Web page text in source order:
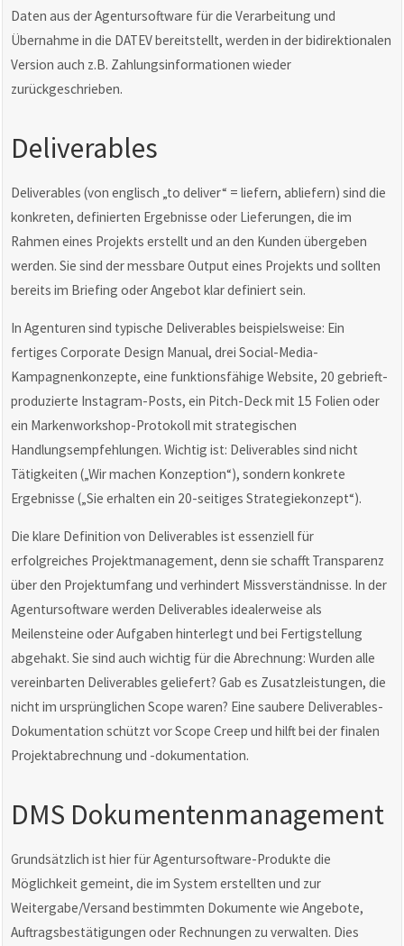
Daten aus der Agentursoftware für die Verarbeitung und
Übernahme in die DATEV bereitstellt, werden in der bidirektionalen
Version auch z.B. Zahlungsinformationen wieder
zurückgeschrieben.
Deliverables
Deliverables (von englisch „to deliver“ = liefern, abliefern) sind die
konkreten, definierten Ergebnisse oder Lieferungen, die im
Rahmen eines Projekts erstellt und an den Kunden übergeben
werden. Sie sind der messbare Output eines Projekts und sollten
bereits im Briefing oder Angebot klar definiert sein.
In Agenturen sind typische Deliverables beispielsweise: Ein
fertiges Corporate Design Manual, drei Social-Media-
Kampagnenkonzepte, eine funktionsfähige Website, 20 gebrieft-
produzierte Instagram-Posts, ein Pitch-Deck mit 15 Folien oder
ein Markenworkshop-Protokoll mit strategischen
Handlungsempfehlungen. Wichtig ist: Deliverables sind nicht
Tätigkeiten („Wir machen Konzeption“), sondern konkrete
Ergebnisse („Sie erhalten ein 20-seitiges Strategiekonzept“).
Die klare Definition von Deliverables ist essenziell für
erfolgreiches Projektmanagement, denn sie schafft Transparenz
über den Projektumfang und verhindert Missverständnisse. In der
Agentursoftware werden Deliverables idealerweise als
Meilensteine oder Aufgaben hinterlegt und bei Fertigstellung
abgehakt. Sie sind auch wichtig für die Abrechnung: Wurden alle
vereinbarten Deliverables geliefert? Gab es Zusatzleistungen, die
nicht im ursprünglichen Scope waren? Eine saubere Deliverables-
Dokumentation schützt vor Scope Creep und hilft bei der finalen
Projektabrechnung und -dokumentation.
DMS Dokumentenmanagement
Grundsätzlich ist hier für Agentursoftware-Produkte die
Möglichkeit gemeint, die im System erstellten und zur
Weitergabe/Versand bestimmten Dokumente wie Angebote,
Auftragsbestätigungen oder Rechnungen zu verwalten. Dies